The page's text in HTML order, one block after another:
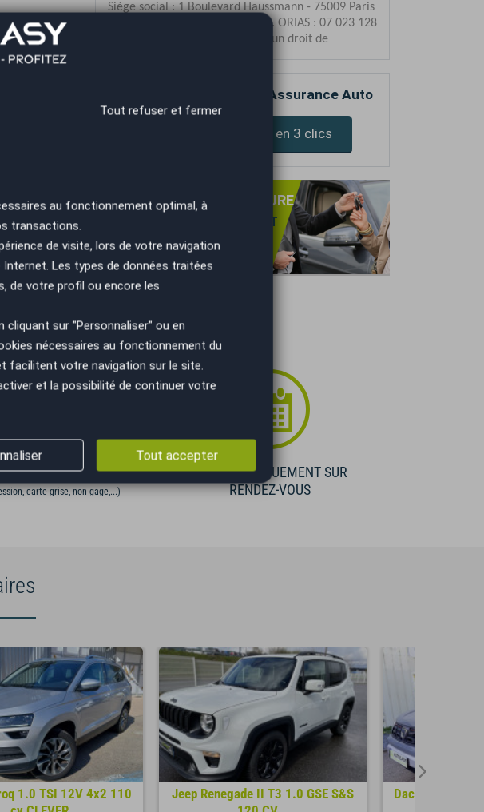
Comparez votre devis d’Assurance Auto
Devis assurance en 3 clics
REPRISE DE VOTRE VOITURE
SANS OBLIGATION D'ACHAT
ESTIMATION GRATUITE
PAIEMENT IMMÉDIAT.
ADMINISTRATIVE
carte grise, non gage,...)
VISIBLE UNIQUEMENT SUR
RENDEZ-VOUS
1.0 TSI 12V 4x2 110
Jeep Renegade II T3 1.0 GSE S&S
Dacia Duster
Tout refuser et fermer
au fonctionnement optimal, à
transactions.
de visite, lors de votre navigation
Les types de données traitées
de votre profil ou encore les
sur "Personnaliser" ou en
nécessaires au fonctionnement du
facilitent votre navigation sur le site.
et la possibilité de continuer votre
Tout accepter